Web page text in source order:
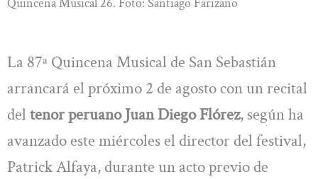
Quincena Musical 26. Foto: Santiago Farizano
La 87ª Quincena Musical de San Sebastián
arrancará el próximo 2 de agosto con un recital
del tenor peruano Juan Diego Flórez, según ha
avanzado este miércoles el director del festival,
Patrick Alfaya, durante un acto previo de